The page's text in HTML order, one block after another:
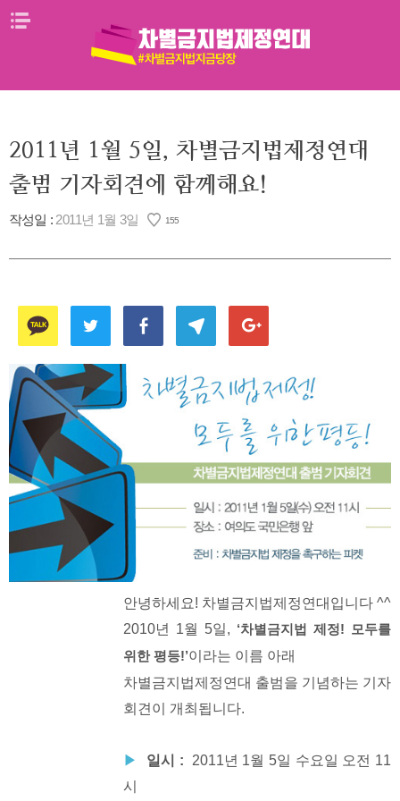
Skip
2011년 1월 5일, 차별금지법제정연대
출범 기자회견에 함께해요!
작성일 : 2011년 1월 3일 155
안녕하세요! 차별금지법제정연대입니다 ^^
2010년 1월 5일, ‘차별금지법 제정! 모두를
위한 평등!’이라는 이름 아래
차별금지법제정연대 출범을 기념하는 기자
회견이 개최됩니다.
▶ 일시 : 2011년 1월 5일 수요일 오전 11
시